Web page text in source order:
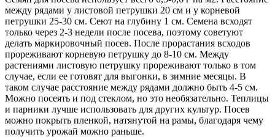
между рядами у листовой петрушки 20 см и у корневой
петрушки 25-30 см. Сеют на глубину 1 см. Семена всходят
только через 2-3 недели после посева, поэтому советуют
делать маркировочный посев. После прорастания всходов
прореживают корневую петрушку до 8-10 см. Между
растениями листовую петруш­ку прореживают только в том
слу­чае, если ее готовят для выгонки, в зимние месяцы. В
таком случае расстояние между рядами должно быть 4-5 см.
Можно посеять и под стеклом, но это необязательно. Теплицы
и парники лучше использо­вать для других культур. Посев
можно покрыть пленкой, натянутой на рамы, благодаря чему
получить урожай можно раньше.